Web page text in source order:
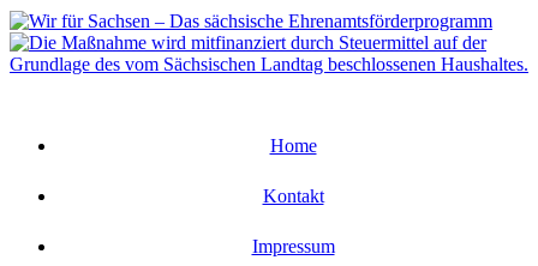
Home
Kontakt
Impressum